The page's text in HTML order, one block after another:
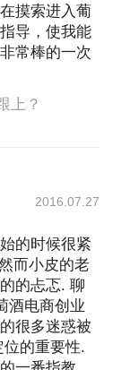
摸索进入葡
导，使我能
常棒的一次
上？
2016.07.27
的时候很紧
而小皮的老
的忐忑. 聊
酒电商创业
很多迷惑被
的重要性.